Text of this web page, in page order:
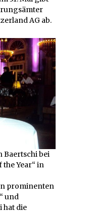
AG ab.
Baertschi bei
the Year“ in
prominenten
und
hat die